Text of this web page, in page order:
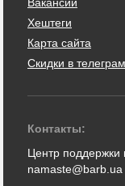
Хештеги
Карта сайта
Скидки в телеграм
Контакты:
Центр поддержки
namaste@barb.ua